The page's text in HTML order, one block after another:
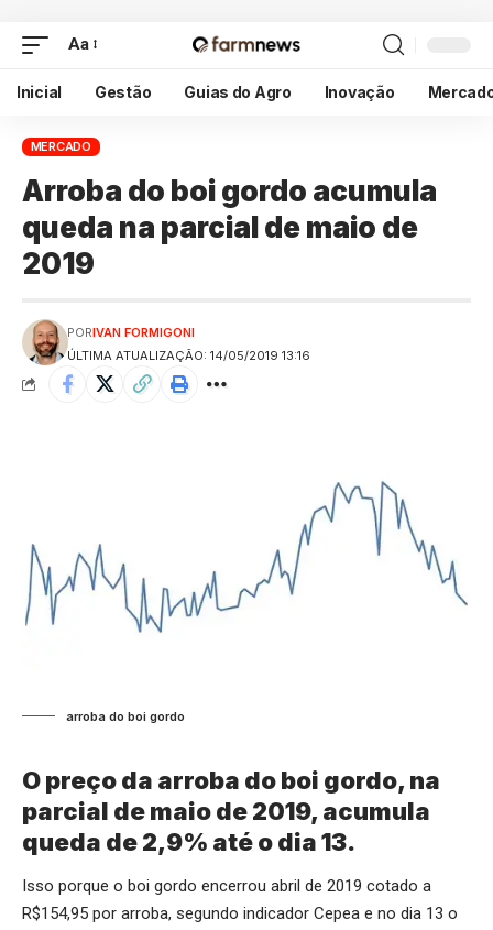
Aa
Inicial Gestão Guias do Agro Inovação
MERCADO
Arroba do boi gordo acumula
queda na parcial de maio de
2019
ÚLTIMA ATUALIZAÇÃO: 14/05/2019 13:16
PORIVAN FORMIGONI
arroba do boi gordo
O preço da arroba do boi gordo, na
parcial de maio de 2019, acumula
queda de 2,9% até o dia 13.
Isso porque o boi gordo encerrou abril de 2019 cotado a
R$154,95 por arroba, segundo indicador Cepea e no dia 13 o